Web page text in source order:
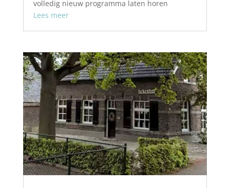
volledig nieuw programma laten horen
Lees meer